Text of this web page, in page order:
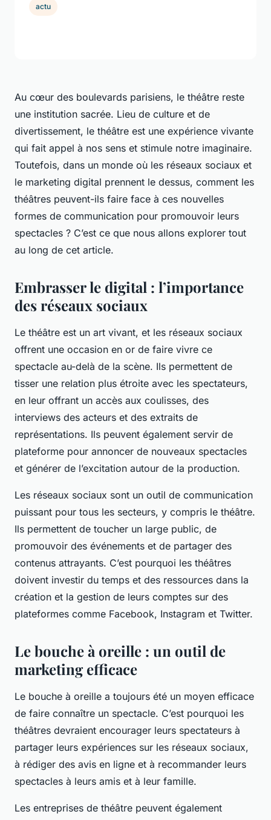
Au cœur des boulevards parisiens, le théâtre reste
une institution sacrée. Lieu de culture et de
divertissement, le théâtre est une expérience vivante
qui fait appel à nos sens et stimule notre imaginaire.
Toutefois, dans un monde où les réseaux sociaux et
le marketing digital prennent le dessus, comment les
théâtres peuvent-ils faire face à ces nouvelles
formes de communication pour promouvoir leurs
spectacles ? C’est ce que nous allons explorer tout
au long de cet article.
Embrasser le digital : l’importance
des réseaux sociaux
Le théâtre est un art vivant, et les réseaux sociaux
offrent une occasion en or de faire vivre ce
spectacle au-delà de la scène. Ils permettent de
tisser une relation plus étroite avec les spectateurs,
en leur offrant un accès aux coulisses, des
interviews des acteurs et des extraits de
représentations. Ils peuvent également servir de
plateforme pour annoncer de nouveaux spectacles
et générer de l’excitation autour de la production.
Les réseaux sociaux sont un outil de communication
puissant pour tous les secteurs, y compris le théâtre.
Ils permettent de toucher un large public, de
promouvoir des événements et de partager des
contenus attrayants. C’est pourquoi les théâtres
doivent investir du temps et des ressources dans la
création et la gestion de leurs comptes sur des
plateformes comme Facebook, Instagram et Twitter.
Le bouche à oreille : un outil de
marketing efficace
Le bouche à oreille a toujours été un moyen efficace
de faire connaître un spectacle. C’est pourquoi les
théâtres devraient encourager leurs spectateurs à
partager leurs expériences sur les réseaux sociaux,
à rédiger des avis en ligne et à recommander leurs
spectacles à leurs amis et à leur famille.
Les entreprises de théâtre peuvent également
actu